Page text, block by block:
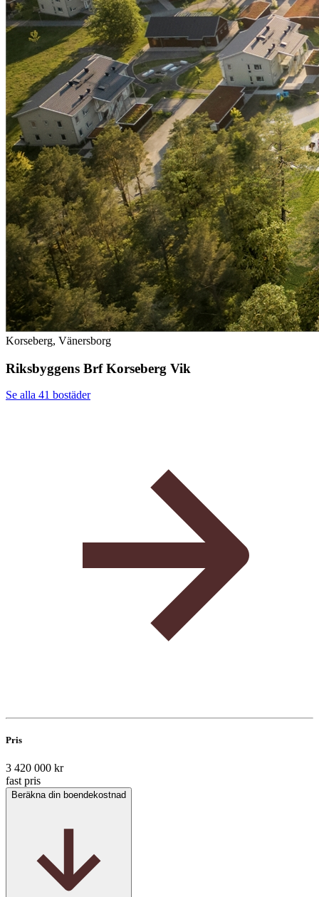
Korseberg, Vänersborg
Riksbyggens Brf Korseberg Vik
Se alla 41 bostäder
Pris
3 420 000 kr
fast pris
Beräkna din boendekostnad